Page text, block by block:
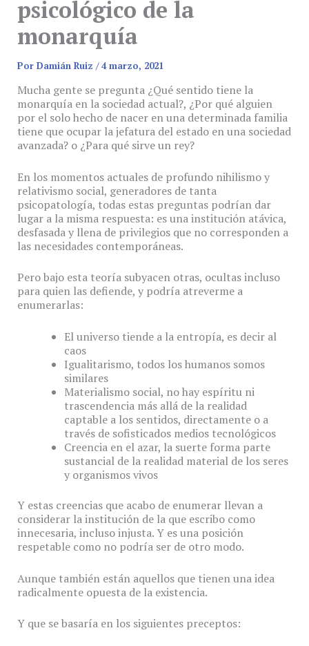
psicológico de la
monarquía
Por Damián Ruiz /4 marzo, 2021
Mucha gente se pregunta ¿Qué sentido tiene la
monarquía en la sociedad actual?, ¿Por qué alguien
por el solo hecho de nacer en una determinada familia
tiene que ocupar la jefatura del estado en una sociedad
avanzada? o ¿Para qué sirve un rey?
En los momentos actuales de profundo nihilismo y
relativismo social, generadores de tanta
psicopatología, todas estas preguntas podrían dar
lugar a la misma respuesta: es una institución atávica,
desfasada y llena de privilegios que no corresponden a
las necesidades contemporáneas.
Pero bajo esta teoría subyacen otras, ocultas incluso
para quien las defiende, y podría atreverme a
enumerarlas:
El universo tiende a la entropía, es decir al
caos
Igualitarismo, todos los humanos somos
similares
Materialismo social, no hay espíritu ni
trascendencia más allá de la realidad
captable a los sentidos, directamente o a
través de sofisticados medios tecnológicos
Creencia en el azar, la suerte forma parte
sustancial de la realidad material de los seres
y organismos vivos
Y estas creencias que acabo de enumerar llevan a
considerar la institución de la que escribo como
innecesaria, incluso injusta. Y es una posición
respetable como no podría ser de otro modo.
Aunque también están aquellos que tienen una idea
radicalmente opuesta de la existencia.
Y que se basaría en los siguientes preceptos: